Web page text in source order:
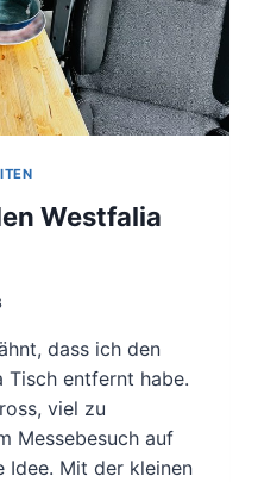
Westfalia
dass ich den
Tisch entfernt habe.
viel zu
Messebesuch auf
Idee. Mit der kleinen